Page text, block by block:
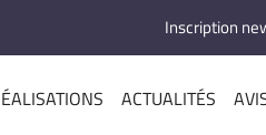
Inscription
ACTUALITÉS